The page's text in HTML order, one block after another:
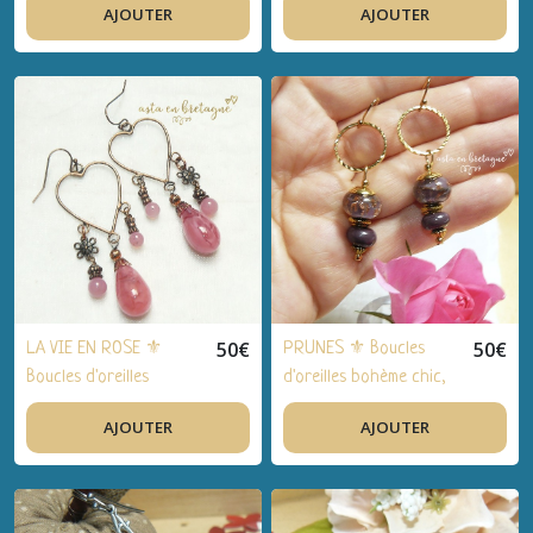
créateur artisanal,
cuivre brut, cuivre
émaillé - Idée cadeau
FEMME anniversaire,
AJOUTER
créateur artisanal,
cuivre, verre filé, verre
de Bohème - Idée
cadeau FEMME
anniversaire, fêtes, Noël
AJOUTER
LA VIE EN ROSE ⚜
Boucles d'oreilles
bohème chic, bijou de
créateur artisanal,
cuivre, verre filé - Idée
cadeau FEMME
anniversaire, fêtes, Noël
50€
AJOUTER
PRUNES ⚜ Boucles
d'oreilles bohème chic,
bijou de créateur
artisanal, verre filé,
acier, plaqué or - Idée
cadeau FEMME
anniversaire, fêtes, Noël
50€
AJOUTER